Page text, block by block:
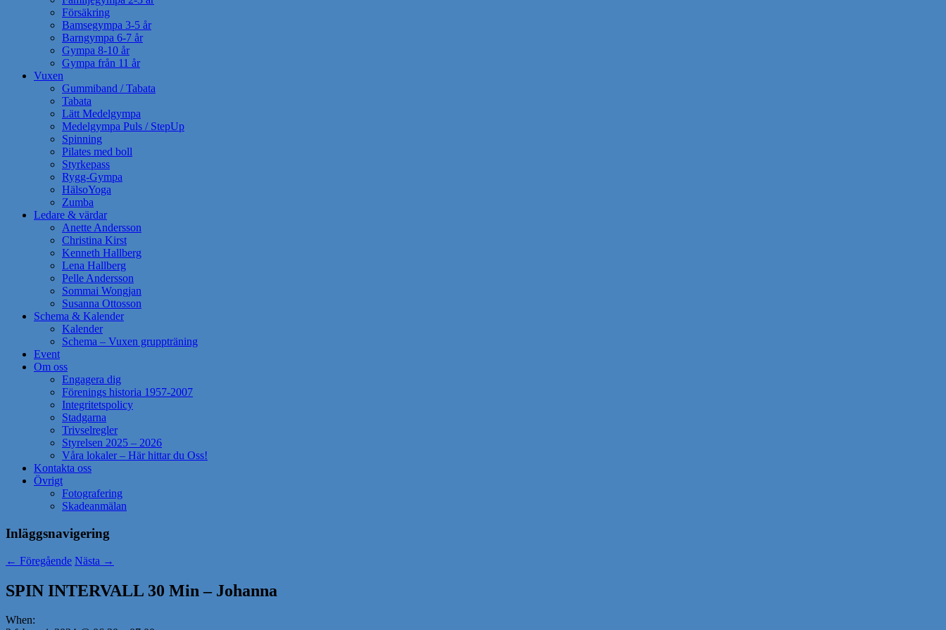
Försäkring
Bamsegympa 3-5 år
Barngympa 6-7 år
Gympa 8-10 år
Gympa från 11 år
Vuxen
Gummiband / Tabata
Tabata
Lätt Medelgympa
Medelgympa Puls / StepUp
Spinning
Pilates med boll
Styrkepass
Rygg-Gympa
HälsoYoga
Zumba
Ledare & värdar
Anette Andersson
Christina Kirst
Kenneth Hallberg
Lena Hallberg
Pelle Andersson
Sommai Wongjan
Susanna Ottosson
Schema & Kalender
Kalender
Schema – Vuxen gruppträning
Event
Om oss
Engagera dig
Förenings historia 1957-2007
Integritetspolicy
Stadgarna
Trivselregler
Styrelsen 2025 – 2026
Våra lokaler – Här hittar du Oss!
Kontakta oss
Övrigt
Fotografering
Skadeanmälan
Inläggsnavigering
← Föregående Nästa →
SPIN INTERVALL 30 Min – Johanna
When: